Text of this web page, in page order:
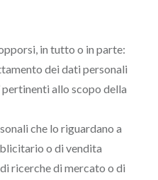
in tutto o in parte:
dei dati personali
pertinenti allo scopo della
che lo riguardano a
o di vendita
ricerche di mercato o di